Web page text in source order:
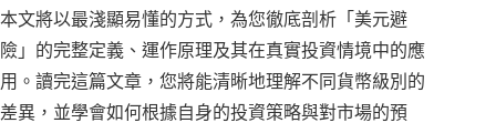
本文將以最淺顯易懂的方式，為您徹底剖析「美元避
險」的完整定義、運作原理及其在真實投資情境中的應
用。讀完這篇文章，您將能清晰地理解不同貨幣級別的
差異，並學會如何根據自身的投資策略與對市場的預